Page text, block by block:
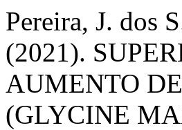
Pereira, J. dos
(2021).
AUMENTO
(GLYCINE